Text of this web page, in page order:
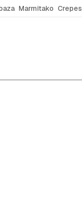
Marmitako Crepes